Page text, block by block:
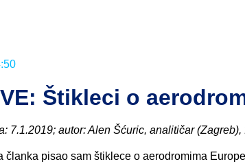
Štikleci o
7.1.2019; autor: Alen Šćuric, analitičar (Zagreb),
članka pisao sam štiklece o aerodromima